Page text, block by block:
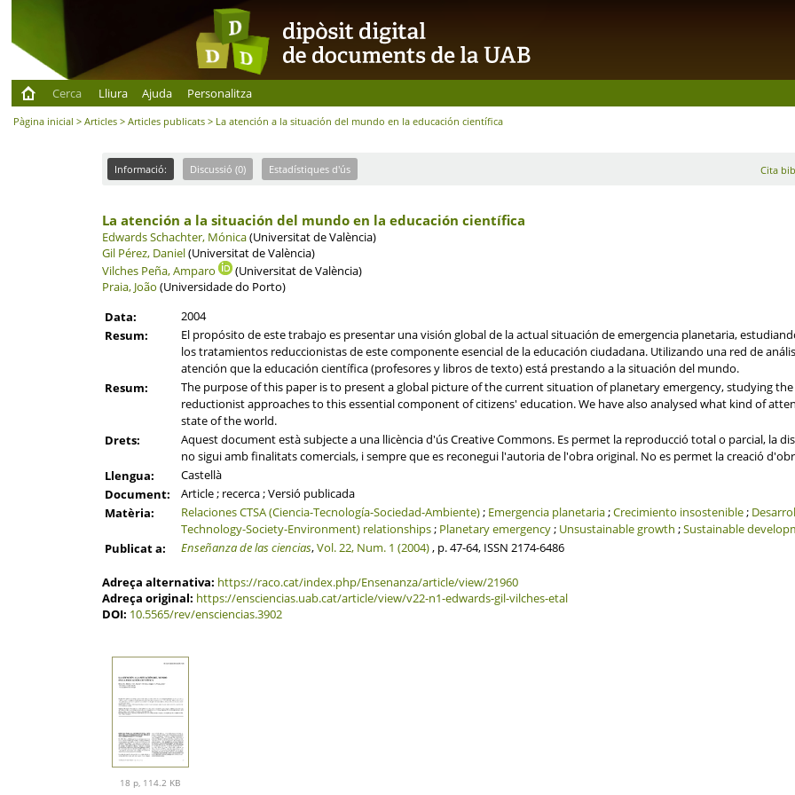
Cerca
Lliura Ajuda Personalitza
Pàgina inicial >Articles >Articles publicats > La atención a la situación del mundo en la educación científica
Informació: Discussió (0) Estadístiques d'ús Cita
La atención a la situación del mundo en la educación científica
Edwards Schachter, Mónica(Universitat de València)
Gil Pérez, Daniel(Universitat de València)
Vilches Peña, Amparo
(Universitat de València)
Praia, João (Universidade do Porto)
Data:
2004
Resum:
El propósito de este trabajo es presentar una visión global de la actual situación de emergencia planetaria,
los tratamientos reduccionistas de este componente esencial de la educación ciudadana. Utilizando una red de
atención que la educación científica (profesores y libros de texto) está prestando a la situación del mundo.
Resum:
The purpose of this paper is to present a global picture of the current situation of planetary emergency, studying
reductionist approaches to this essential component of citizens' education. We have also analysed what kind of
state of the world.
Drets:
Aquest document està subjecte a una llicència d'ús Creative Commons. Es permet la reproducció total o parcial, la
no sigui amb finalitats comercials, i sempre que es reconegui l'autoria de l'obra original. No es permet la creació
Llengua:
Castellà
Document:
Article ; recerca ; Versió publicada
Matèria:
Relaciones CTSA (Ciencia-Tecnología-Sociedad-Ambiente); Emergencia planetaria;Crecimiento insostenible;
Technology-Society-Environment) relationships; Planetary emergency; Unsustainable growth ;Sustainable
Publicat a:
Enseñanza de las ciencias,Vol. 22, Num. 1 (2004), p. 47-64, ISSN 2174-6486
Adreça alternativa: https://raco.cat/index.php/Ensenanza/article/view/21960
Adreça original: https://ensciencias.uab.cat/article/view/v22-n1-edwards-gil-vilches-etal
DOI: 10.5565/rev/ensciencias.3902
18 p, 114.2 KB